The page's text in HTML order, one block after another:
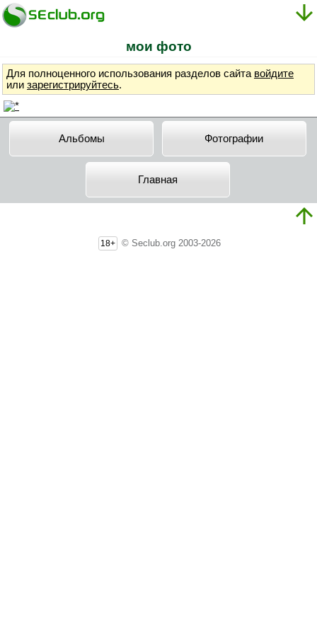
мои фото
Для полноценного использования разделов сайта войдите
или зарегистрируйтесь.
Альбомы Фотографии
Главная
18+ © Seclub.org 2003-2026